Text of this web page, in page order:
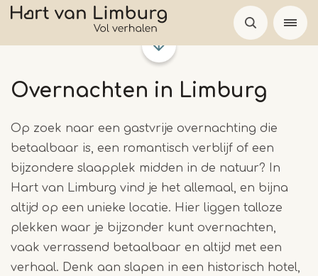
Overslaan
naar
inhoud
Overnachten in Limburg
Op zoek naar een gastvrije overnachting die
betaalbaar is, een romantisch verblijf of een
bijzondere slaapplek midden in de natuur? In
Hart van Limburg vind je het allemaal, en bijna
altijd op een unieke locatie. Hier liggen talloze
plekken waar je bijzonder kunt overnachten,
vaak verrassend betaalbaar en altijd met een
verhaal. Denk aan slapen in een historisch hotel,